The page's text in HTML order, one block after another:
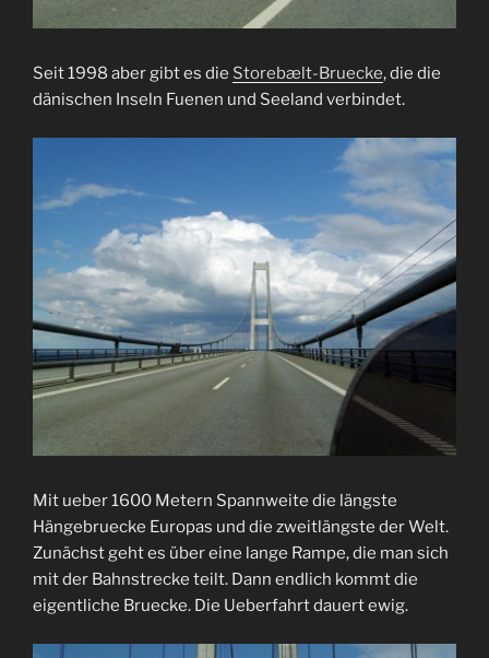
Seit 1998 aber gibt es die Storebælt-Bruecke, die die
dänischen Inseln Fuenen und Seeland verbindet.
Mit ueber 1600 Metern Spannweite die längste
Hängebruecke Europas und die zweitlängste der Welt.
Zunächst geht es über eine lange Rampe, die man sich
mit der Bahnstrecke teilt. Dann endlich kommt die
eigentliche Bruecke. Die Ueberfahrt dauert ewig.